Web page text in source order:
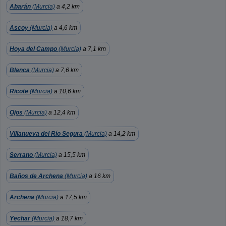
Abarán (Murcia) a 4,2 km
Ascoy (Murcia) a 4,6 km
Hoya del Campo (Murcia) a 7,1 km
Blanca (Murcia) a 7,6 km
Ricote (Murcia) a 10,6 km
Ojos (Murcia) a 12,4 km
Villanueva del Río Segura (Murcia) a 14,2 km
Serrano (Murcia) a 15,5 km
Baños de Archena (Murcia) a 16 km
Archena (Murcia) a 17,5 km
Yechar (Murcia) a 18,7 km